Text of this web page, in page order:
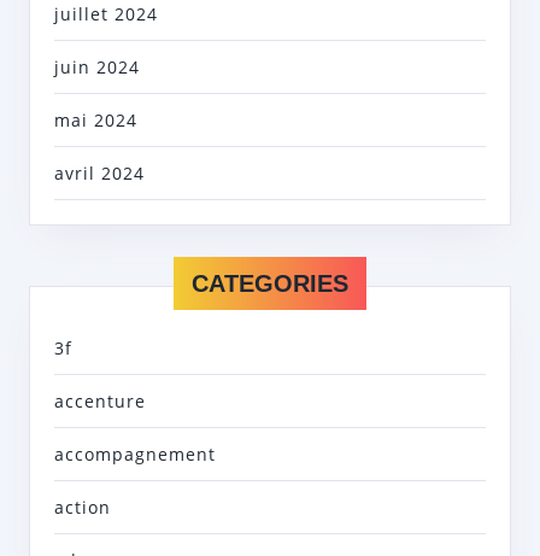
juillet 2024
juin 2024
mai 2024
avril 2024
CATEGORIES
3f
accenture
accompagnement
action